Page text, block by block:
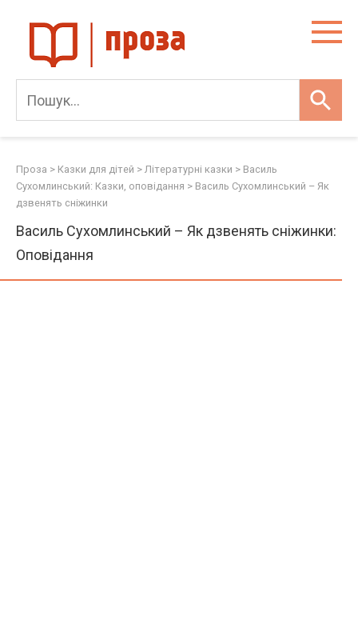
content
Проза > Казки для дітей > Літературні казки > Василь
Сухомлинський: Казки, оповідання > Василь Сухомлинський – Як
дзвенять сніжинки
Василь Сухомлинський – Як дзвенять сніжинки:
Оповідання